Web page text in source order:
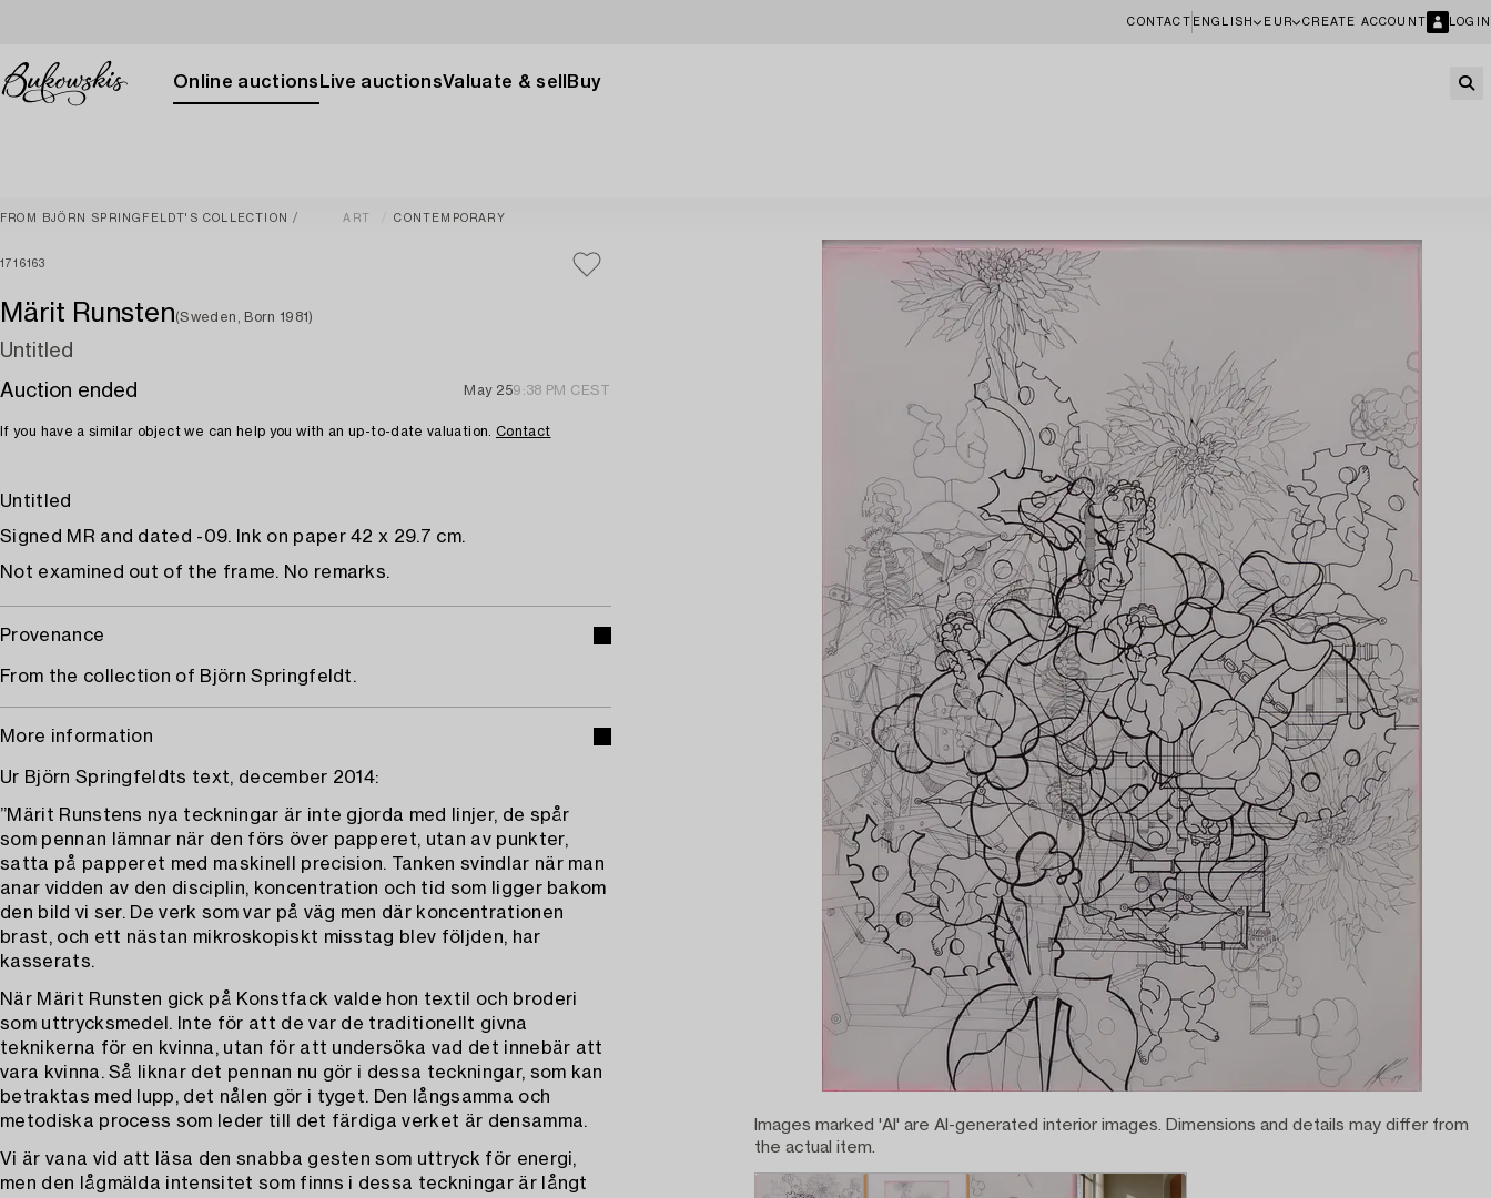
CONTACT ENGLISH EUR CREATE ACCOUNT LOGIN
Online auctions Live auctionsValuate & sell Buy
FROM BJÖRN SPRINGFELDT'S COLLECTION ART CONTEMPORARY
1716163
Märit Runsten(Sweden, Born 1981)
Untitled
Auction ended
May 259:38 PM CEST
If you have a similar object we can help you with an up-to-date valuation. Contact
Untitled
Signed MR and dated -09. Ink on paper 42 x 29.7 cm.
Not examined out of the frame. No remarks.
Provenance
From the collection of Björn Springfeldt.
More information
Ur Björn Springfeldts text, december 2014:
”Märit Runstens nya teckningar är inte gjorda med linjer, de spår
som pennan lämnar när den förs över papperet, utan av punkter,
satta på papperet med maskinell precision. Tanken svindlar när man
anar vidden av den disciplin, koncentration och tid som ligger bakom
den bild vi ser. De verk som var på väg men där koncentrationen
brast, och ett nästan mikroskopiskt misstag blev följden, har
kasserats.
När Märit Runsten gick på Konstfack valde hon textil och broderi
som uttrycksmedel. Inte för att de var de traditionellt givna
teknikerna för en kvinna, utan för att undersöka vad det innebär att
vara kvinna. Så liknar det pennan nu gör i dessa teckningar, som kan
betraktas med lupp, det nålen gör i tyget. Den långsamma och
metodiska process som leder till det färdiga verket är densamma.
Vi är vana vid att läsa den snabba gesten som uttryck för energi,
men den lågmälda intensitet som finns i dessa teckningar är långt
Images marked 'AI' are AI-generated interior images. Dimensions and details may differ from
the actual item.